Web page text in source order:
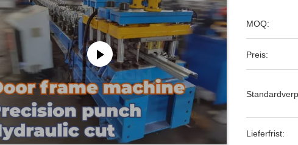
MOQ:
Preis:
Lieferfrist: